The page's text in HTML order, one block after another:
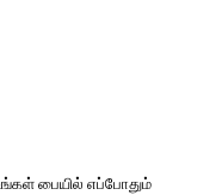
பையில் எப்போதும்